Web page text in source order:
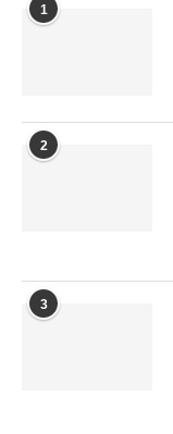
1
2
3